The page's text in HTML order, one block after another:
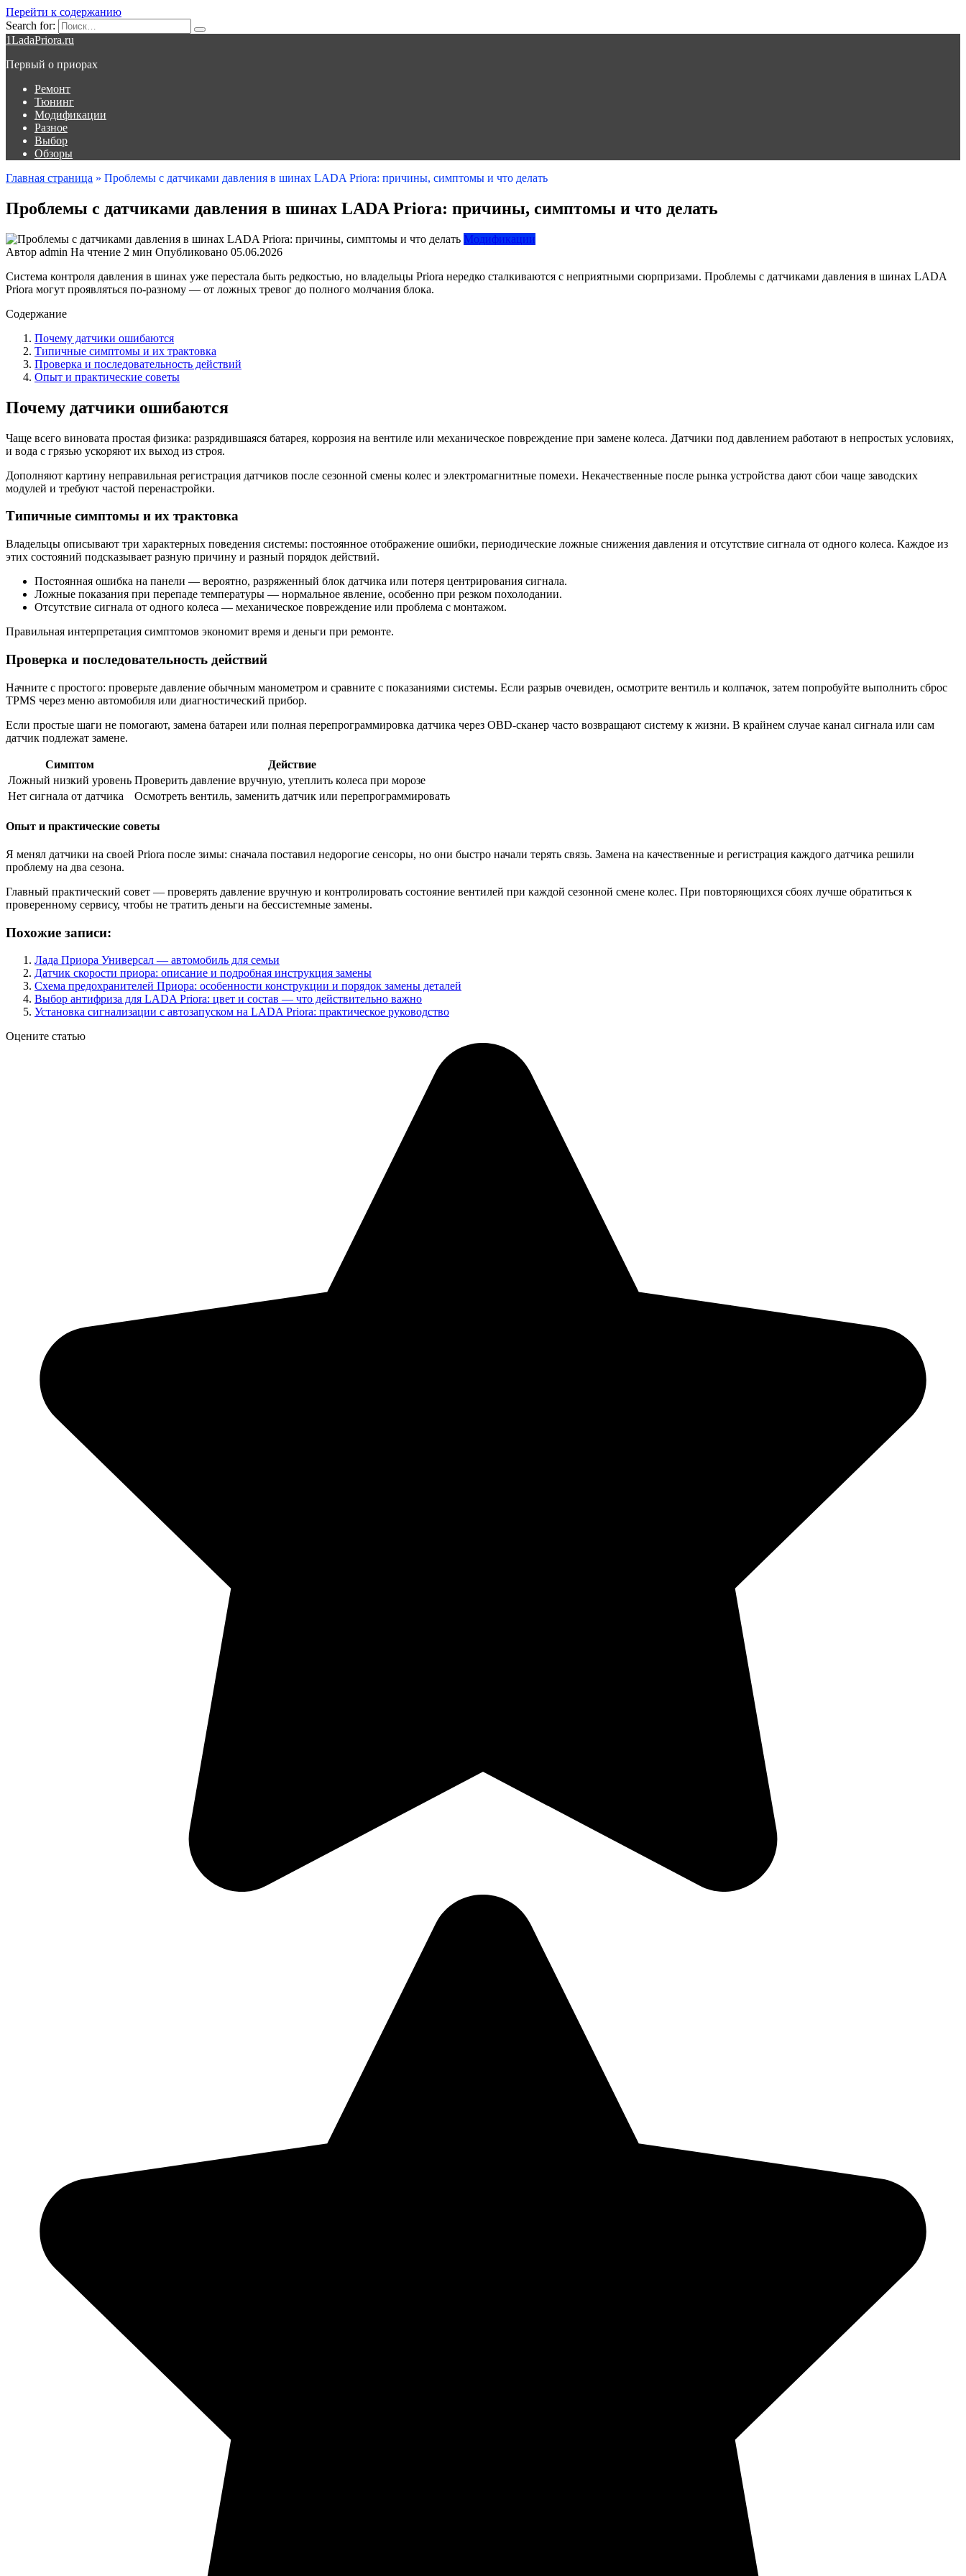
Перейти к содержанию
Search for:
1LadaPriora.ru
Первый о приорах
Ремонт
Тюнинг
Модификации
Разное
Выбор
Обзоры
Главная страница » Проблемы с датчиками давления в шинах LADA Priora: причины, симптомы и что делать
Проблемы с датчиками давления в шинах LADA Priora: причины, симптомы и что делать
Модификации
Автор admin На чтение 2 мин Опубликовано 05.06.2026
Система контроля давления в шинах уже перестала быть редкостью, но владельцы Priora нередко сталкиваются с неприятными сюрпризами. Проблемы с датчиками давления в шинах LADA
Priora могут проявляться по-разному — от ложных тревог до полного молчания блока.
Содержание
Почему датчики ошибаются
Типичные симптомы и их трактовка
Проверка и последовательность действий
Опыт и практические советы
Почему датчики ошибаются
Чаще всего виновата простая физика: разрядившаяся батарея, коррозия на вентиле или механическое повреждение при замене колеса. Датчики под давлением работают в непростых условиях,
и вода с грязью ускоряют их выход из строя.
Дополняют картину неправильная регистрация датчиков после сезонной смены колес и электромагнитные помехи. Некачественные после рынка устройства дают сбои чаще заводских
модулей и требуют частой перенастройки.
Типичные симптомы и их трактовка
Владельцы описывают три характерных поведения системы: постоянное отображение ошибки, периодические ложные снижения давления и отсутствие сигнала от одного колеса. Каждое из
этих состояний подсказывает разную причину и разный порядок действий.
Постоянная ошибка на панели — вероятно, разряженный блок датчика или потеря центрирования сигнала.
Ложные показания при перепаде температуры — нормальное явление, особенно при резком похолодании.
Отсутствие сигнала от одного колеса — механическое повреждение или проблема с монтажом.
Правильная интерпретация симптомов экономит время и деньги при ремонте.
Проверка и последовательность действий
Начните с простого: проверьте давление обычным манометром и сравните с показаниями системы. Если разрыв очевиден, осмотрите вентиль и колпачок, затем попробуйте выполнить сброс
TPMS через меню автомобиля или диагностический прибор.
Если простые шаги не помогают, замена батареи или полная перепрограммировка датчика через OBD-сканер часто возвращают систему к жизни. В крайнем случае канал сигнала или сам
датчик подлежат замене.
Симптом
Действие
Ложный низкий уровень Проверить давление вручную, утеплить колеса при морозе
Нет сигнала от датчика
Осмотреть вентиль, заменить датчик или перепрограммировать
Опыт и практические советы
Я менял датчики на своей Priora после зимы: сначала поставил недорогие сенсоры, но они быстро начали терять связь. Замена на качественные и регистрация каждого датчика решили
проблему на два сезона.
Главный практический совет — проверять давление вручную и контролировать состояние вентилей при каждой сезонной смене колес. При повторяющихся сбоях лучше обратиться к
проверенному сервису, чтобы не тратить деньги на бессистемные замены.
Похожие записи:
Лада Приора Универсал — автомобиль для семьи
Датчик скорости приора: описание и подробная инструкция замены
Схема предохранителей Приора: особенности конструкции и порядок замены деталей
Выбор антифриза для LADA Priora: цвет и состав — что действительно важно
Установка сигнализации с автозапуском на LADA Priora: практическое руководство
Оцените статью